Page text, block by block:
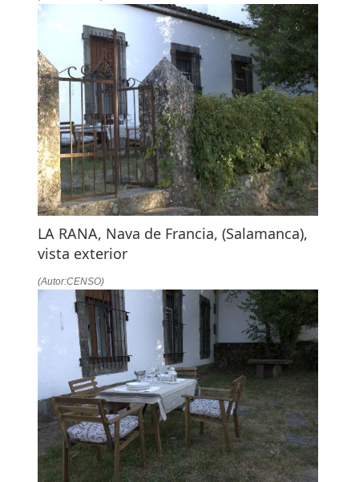
LA RANA, Nava de Francia, (Salamanca),
vista exterior
(Autor:CENSO)